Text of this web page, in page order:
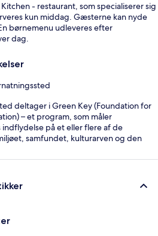
- restaurant, som specialiserer sig
kun middag. Gæsterne kan nyde
børnemenu udleveres efter
dag.
deltager i Green Key (Foundation for
– et program, som måler
på et eller flere af de
samfundet, kulturarven og den